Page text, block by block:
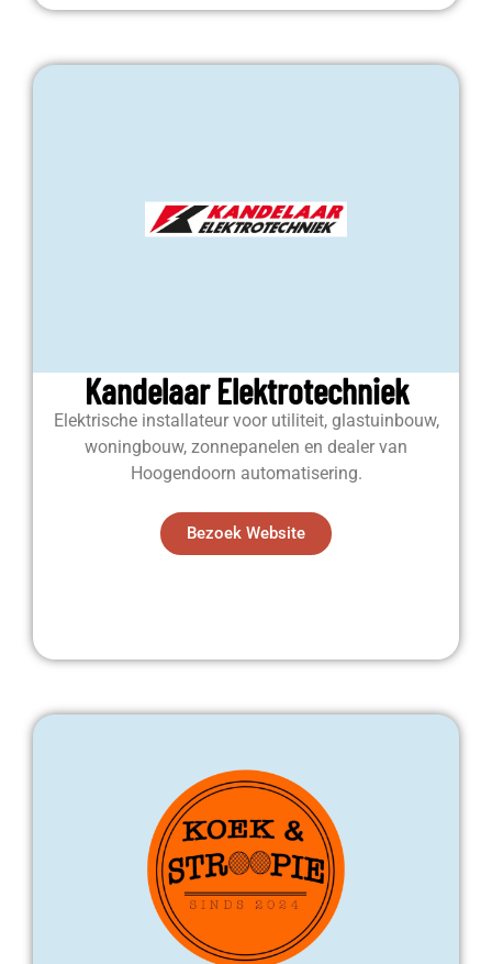
Kandelaar Elektrotechniek
Elektrische installateur voor utiliteit, glastuinbouw,
woningbouw, zonnepanelen en dealer van
Hoogendoorn automatisering.
Bezoek Website